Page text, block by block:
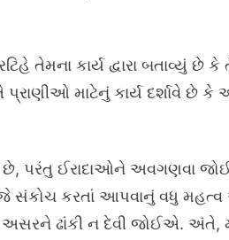
તેમના કાર્ય દ્વારા બતાવ્યું
માટેનું કાર્ય દર્શાવે છે કે
છે, પરંતુ ઈરાદાઓને અવગણવા
કરતાં આપવાનું વધુ મહત્વ
અસરને ઢાંકી ન દેવી જોઈએ.